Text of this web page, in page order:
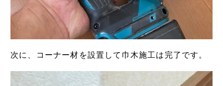
次に、コーナー材を設置して巾木施工は完了です。